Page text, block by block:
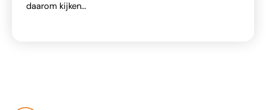
daarom kijken…